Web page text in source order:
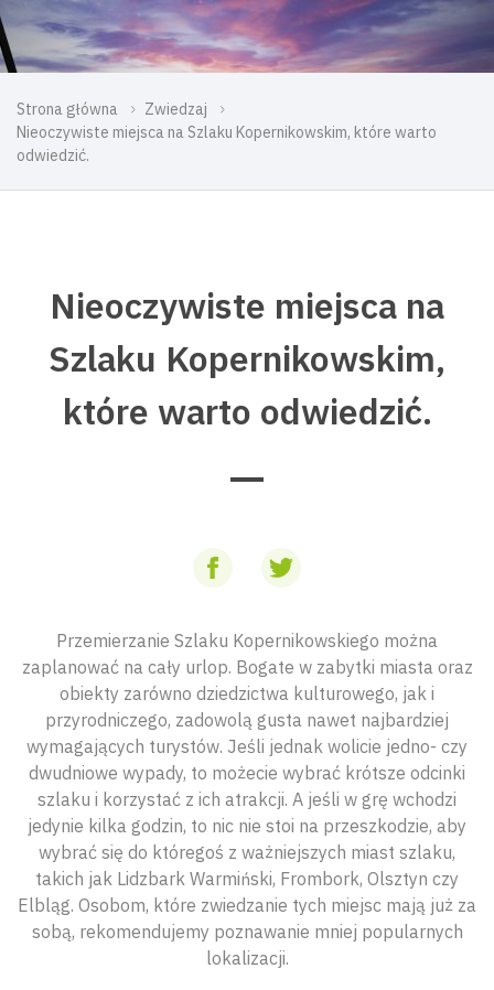
Strona główna
Zwiedzaj
Nieoczywiste miejsca na Szlaku Kopernikowskim, które warto
odwiedzić.
Nieoczywiste miejsca na
Szlaku Kopernikowskim,
które warto odwiedzić.
Przemierzanie Szlaku Kopernikowskiego można
zaplanować na cały urlop. Bogate w zabytki miasta oraz
obiekty zarówno dziedzictwa kulturowego, jak i
przyrodniczego, zadowolą gusta nawet najbardziej
wymagających turystów. Jeśli jednak wolicie jedno- czy
dwudniowe wypady, to możecie wybrać krótsze odcinki
szlaku i korzystać z ich atrakcji. A jeśli w grę wchodzi
jedynie kilka godzin, to nic nie stoi na przeszkodzie, aby
wybrać się do któregoś z ważniejszych miast szlaku,
takich jak Lidzbark Warmiński, Frombork, Olsztyn czy
Elbląg. Osobom, które zwiedzanie tych miejsc mają już za
sobą, rekomendujemy poznawanie mniej popularnych
lokalizacji.